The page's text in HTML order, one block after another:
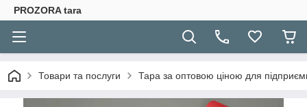
PROZORA tara
Товари та послуги Тара за оптовою ціною для